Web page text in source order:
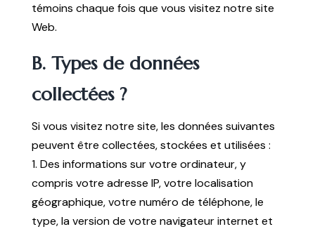
témoins chaque fois que vous visitez notre site
Web.
B. Types de données
collectées ?
Si vous visitez notre site, les données suivantes
peuvent être collectées, stockées et utilisées :
1. Des informations sur votre ordinateur, y
compris votre adresse IP, votre localisation
géographique, votre numéro de téléphone, le
type, la version de votre navigateur internet et